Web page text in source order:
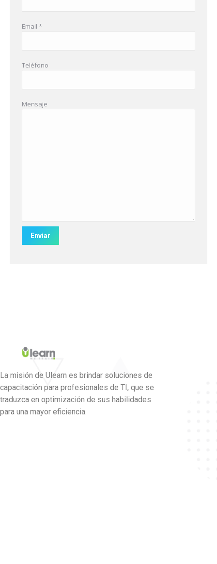
Email *
Teléfono
Mensaje
La misión de Ulearn es brindar soluciones de
capacitación para profesionales de TI, que se
traduzca en optimización de sus habilidades
para una mayor eficiencia.